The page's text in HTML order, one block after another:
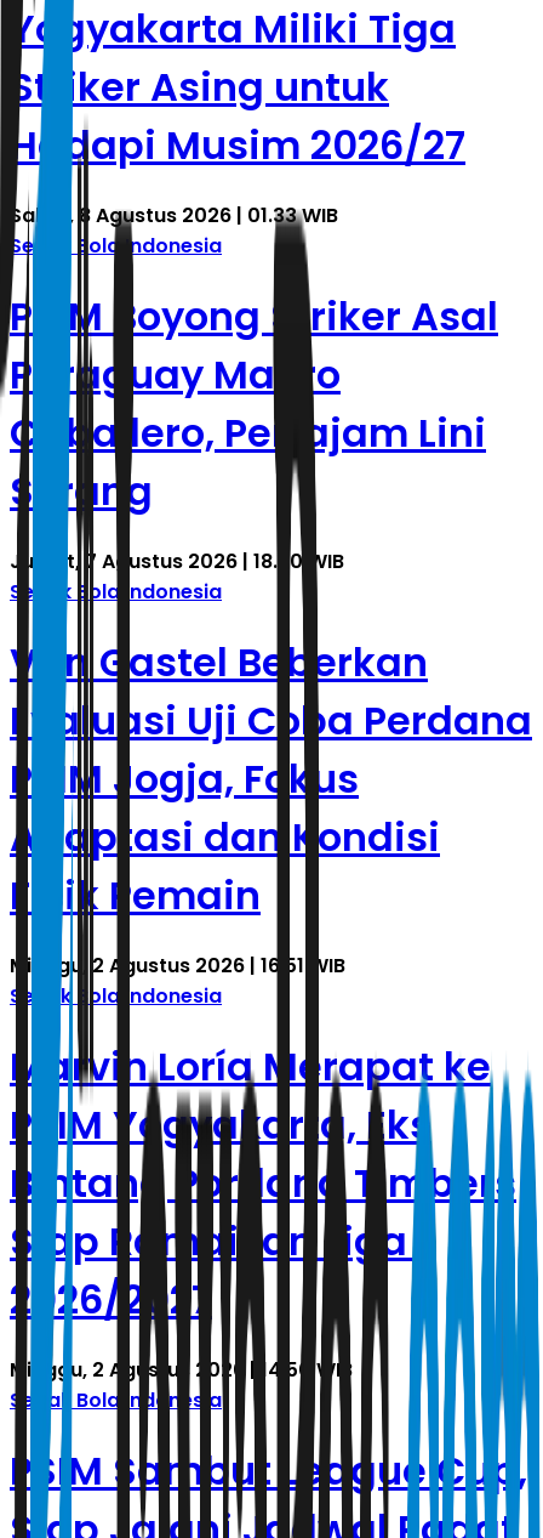
Yogyakarta Miliki Tiga
Striker Asing untuk
Hadapi Musim 2026/27
Sabtu, 8 Agustus 2026 | 01.33 WIB
Sepak Bola Indonesia
PSIM Boyong Striker Asal
Paraguay Mauro
Caballero, Pertajam Lini
Serang
Jumat, 7 Agustus 2026 | 18.20 WIB
Sepak Bola Indonesia
Van Gastel Beberkan
Evaluasi Uji Coba Perdana
PSIM Jogja, Fokus
Adaptasi dan Kondisi
Fisik Pemain
Minggu, 2 Agustus 2026 | 16.51 WIB
Sepak Bola Indonesia
Marvin Loría Merapat ke
PSIM Yogyakarta, Eks
Bintang Portland Timbers
Siap Ramaikan Liga 1
2026/2027
Minggu, 2 Agustus 2026 | 14.50 WIB
Sepak Bola Indonesia
PSIM Sambut League Cup,